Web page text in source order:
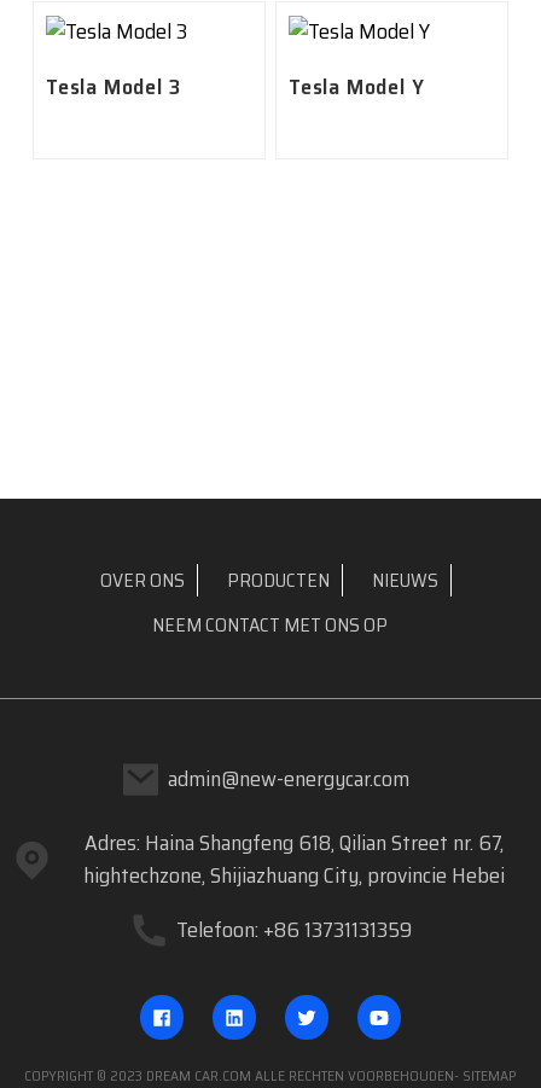
Tesla Model 3 Tesla Model Y
OVER ONS PRODUCTEN
NIEUWS
NEEM CONTACT MET ONS OP
admin@new-energycar.com
Adres: Haina Shangfeng 618, Qilian Street nr. 67,
hightechzone, Shijiazhuang City, provincie Hebei
Telefoon: +86 13731131359
COPYRIGHT © 2023 DREAM CAR.COM ALLE RECHTEN VOORBEHOUDEN- SITEMAP